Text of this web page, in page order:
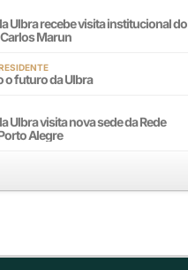
Ulbra recebe visita institucional do
Marun
o futuro da Ulbra
Ulbra visita nova sede da Rede
Alegre